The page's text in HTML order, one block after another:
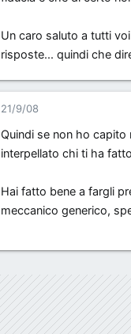
Un caro saluto a tutti
risposte... quindi che
21/9/08
Quindi se non ho capito
interpellato chi ti ha
Hai fatto bene a fargli
meccanico generico,